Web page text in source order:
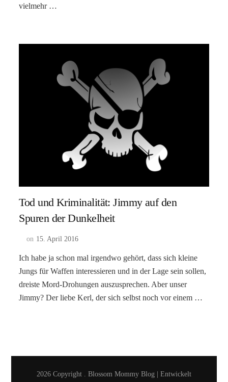
vielmehr …
Tod und Kriminalität: Jimmy auf den
Spuren der Dunkelheit
on 15. April 2016
Ich habe ja schon mal irgendwo gehört, dass sich kleine
Jungs für Waffen interessieren und in der Lage sein sollen,
dreiste Mord-Drohungen auszusprechen. Aber unser
Jimmy? Der liebe Kerl, der sich selbst noch vor einem …
2026 Copyright . Blossom Mommy Blog | Entwickelt